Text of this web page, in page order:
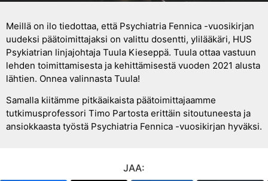
Meillä on ilo tiedottaa, että Psychiatria Fennica -vuosikirjan
uudeksi päätoimittajaksi on valittu dosentti, ylilääkäri, HUS
Psykiatrian linjajohtaja Tuula Kieseppä. Tuula ottaa vastuun
lehden toimittamisesta ja kehittämisestä vuoden 2021 alusta
lähtien. Onnea valinnasta Tuula!
Samalla kiitämme pitkäaikaista päätoimittajaamme
tutkimusprofessori Timo Partosta erittäin sitoutuneesta ja
ansiokkaasta työstä Psychiatria Fennica -vuosikirjan hyväksi.
JAA: